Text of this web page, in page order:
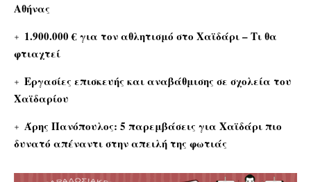
Αθήνας
1.900.000 € για τον αθλητισμό στο Χαϊδάρι – Τι θα
φτιαχτεί
Εργασίες επισκευής και αναβάθμισης σε σχολεία του
Χαϊδαρίου
Άρης Πανόπουλος: 5 παρεμβάσεις για Χαϊδάρι πιο
δυνατό απέναντι στην απειλή της φωτιάς